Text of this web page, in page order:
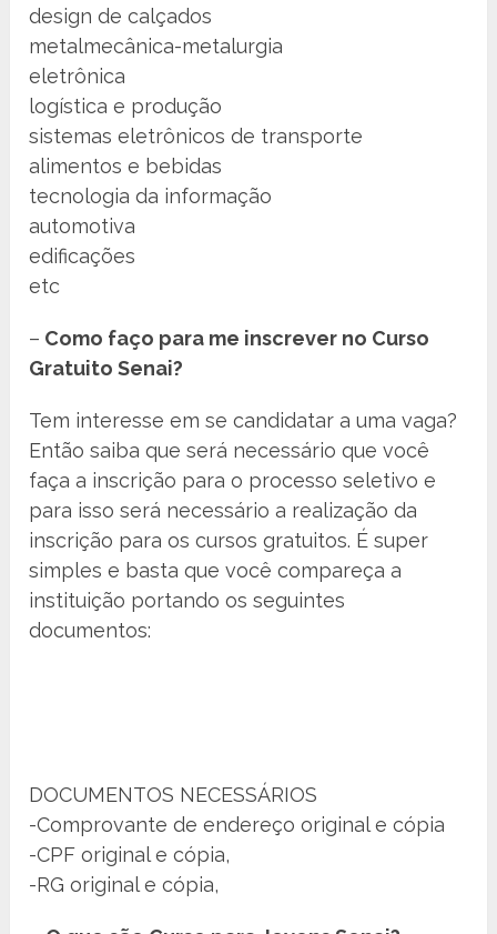
design de calçados
metalmecânica-metalurgia
eletrônica
logística e produção
sistemas eletrônicos de transporte
alimentos e bebidas
tecnologia da informação
automotiva
edificações
etc
– Como faço para me inscrever no Curso
Gratuito Senai?
Tem interesse em se candidatar a uma vaga?
Então saiba que será necessário que você
faça a inscrição para o processo seletivo e
para isso será necessário a realização da
inscrição para os cursos gratuitos. É super
simples e basta que você compareça a
instituição portando os seguintes
documentos:
DOCUMENTOS NECESSÁRIOS
-Comprovante de endereço original e cópia
-CPF original e cópia,
-RG original e cópia,